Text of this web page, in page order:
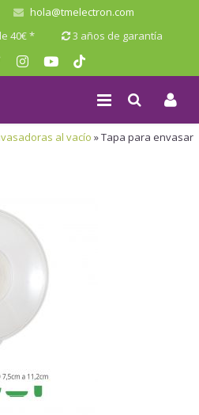
hola@tmelectron.com
40€ *
3 años de garantía
al vacío »Tapa para envasar